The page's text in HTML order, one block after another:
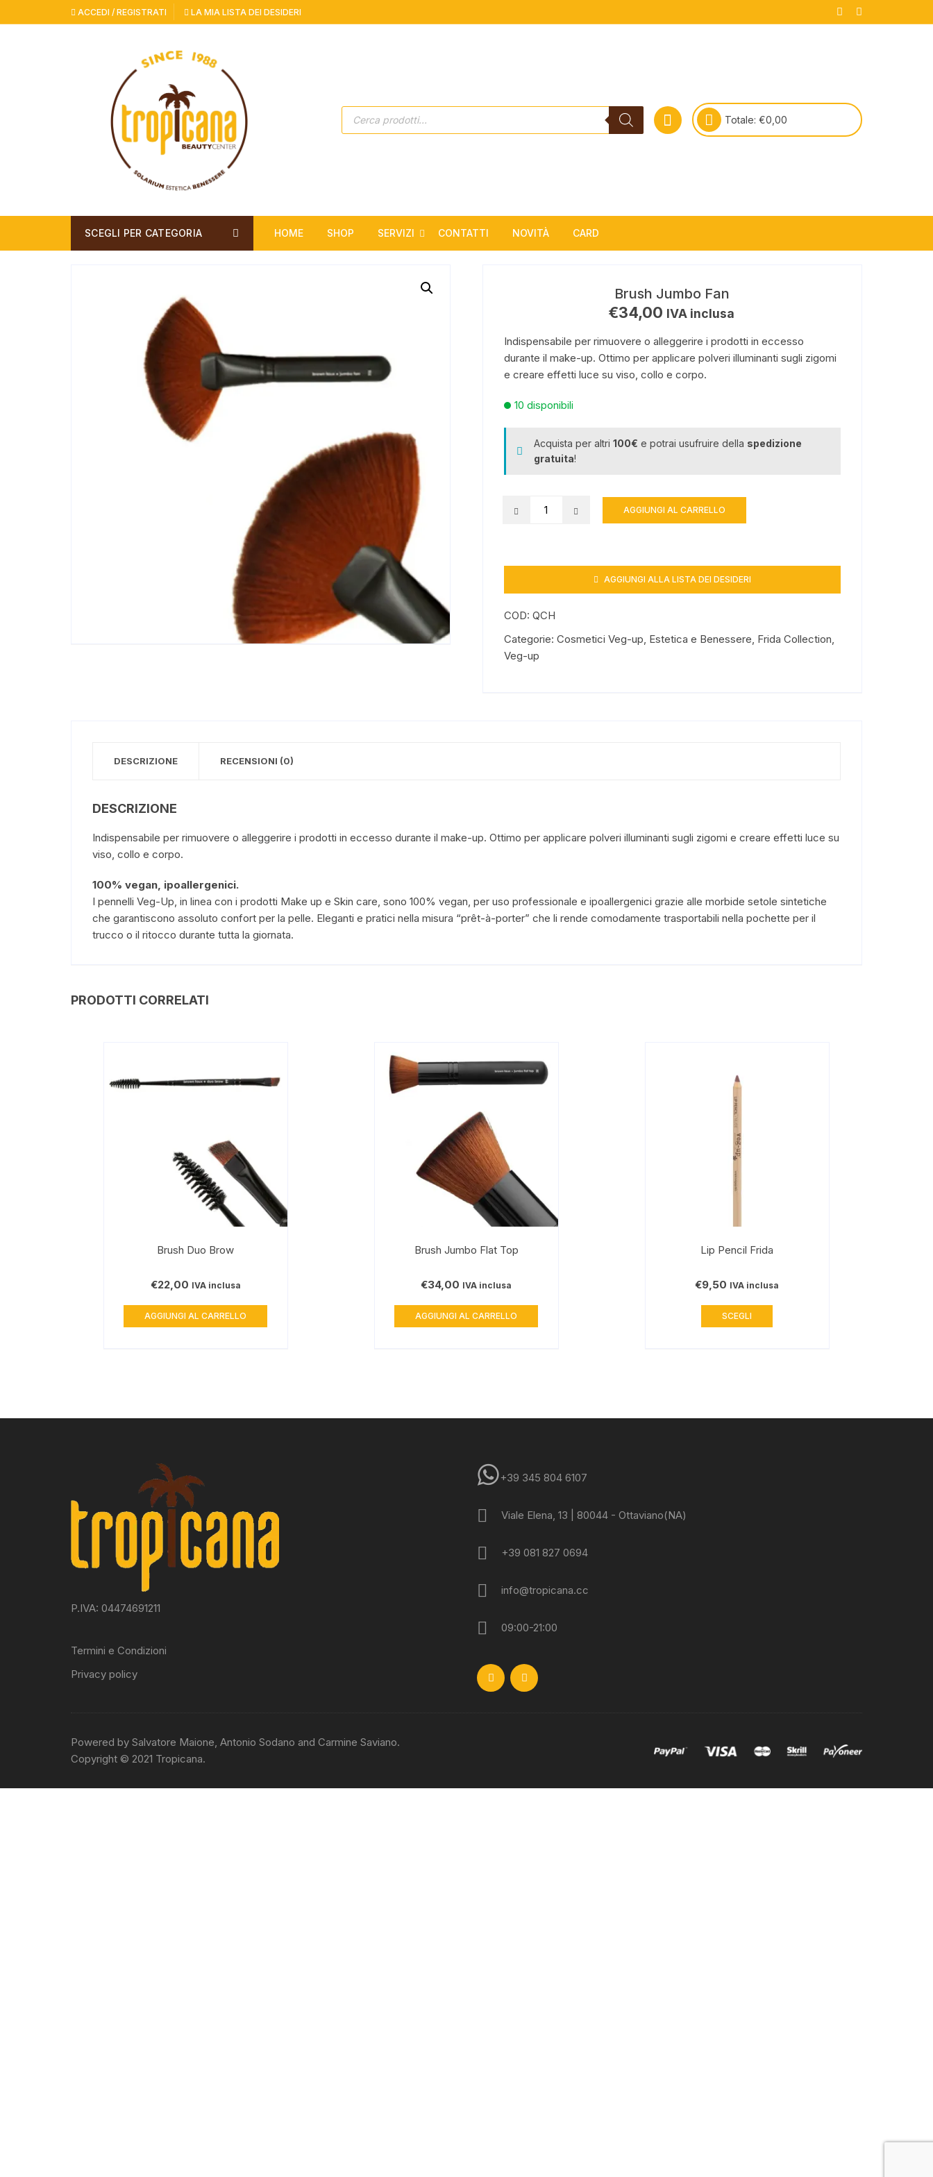
al
ACCEDI / REGISTRATI LA MIA LISTA DEI DESIDERI
Products
search
Totale: €0,00
SCEGLI PER CATEGORIA HOME SHOP SERVIZI CONTATTI NOVITÀ CARD
Brush Jumbo Fan
€34,00 IVA inclusa
Indispensabile per rimuovere o alleggerire i prodotti in eccesso
durante il make-up. Ottimo per applicare polveri illuminanti sugli zigomi
e creare effetti luce su viso, collo e corpo.
10 disponibili
Acquista per altri 100€ e potrai usufruire della spedizione
gratuita!
Brush
AGGIUNGI AL CARRELLO
AGGIUNGI ALLA LISTA DEI DESIDERI
COD: QCH
Categorie: Cosmetici Veg-up, Estetica e Benessere, Frida Collection,
Veg-up
DESCRIZIONE RECENSIONI (0)
DESCRIZIONE
Indispensabile per rimuovere o alleggerire i prodotti in eccesso durante il make-up. Ottimo per applicare polveri illuminanti sugli zigomi e creare effetti luce su
viso, collo e corpo.
100% vegan, ipoallergenici.
I pennelli Veg-Up, in linea con i prodotti Make up e Skin care, sono 100% vegan, per uso professionale e ipoallergenici grazie alle morbide setole sintetiche
che garantiscono assoluto confort per la pelle. Eleganti e pratici nella misura “prêt-à-porter” che li rende comodamente trasportabili nella pochette per il
trucco o il ritocco durante tutta la giornata.
PRODOTTI CORRELATI
Brush Duo Brow
€22,00 IVA inclusa
AGGIUNGI AL CARRELLO
Brush Jumbo Flat Top
€34,00 IVA inclusa
AGGIUNGI AL CARRELLO
Lip Pencil Frida
€9,50 IVA inclusa
SCEGLI
Questo
possono
P.IVA: 04474691211
Termini e Condizioni
Privacy policy
+39 345 804 6107
Viale Elena, 13 | 80044 - Ottaviano(NA)
+39 081 827 0694
info@tropicana.cc
09:00-21:00
Powered by Salvatore Maione, Antonio Sodano and Carmine Saviano.
Copyright © 2021 Tropicana.